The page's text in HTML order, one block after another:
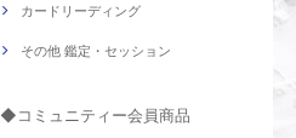
カードリーディング
その他 鑑定・セッション
◆コミュニティー会員商品